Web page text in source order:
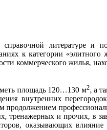
литературе и
к категории «элитного
коммерческого жилья,
площадь 120…130 м2, а
внутренних
тренажерных и прочих, в
оказывающих влияние